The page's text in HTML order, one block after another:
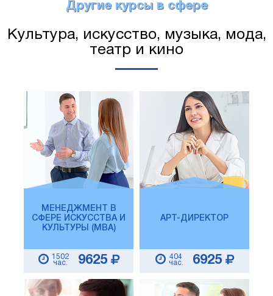
Другие курсы в сфере
Культура, искусство, музыка, мода,
театр и кино
МЕНЕДЖМЕНТ В
СФЕРЕ ИСКУССТВА И
КУЛЬТУРЫ (MBA)
1502
час.
9625
АРТ-ДИРЕКТОР
404
час.
6925